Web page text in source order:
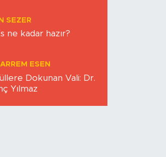
SEZER
ne kadar hazır?
ESEN
Dokunan Vali: Dr.
Yılmaz